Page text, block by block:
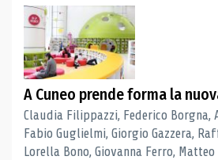
A Cuneo prende forma la
Claudia Filippazzi, Federico Borgna,
Fabio Guglielmi, Giorgio Gazzera,
Lorella Bono, Giovanna Ferro,